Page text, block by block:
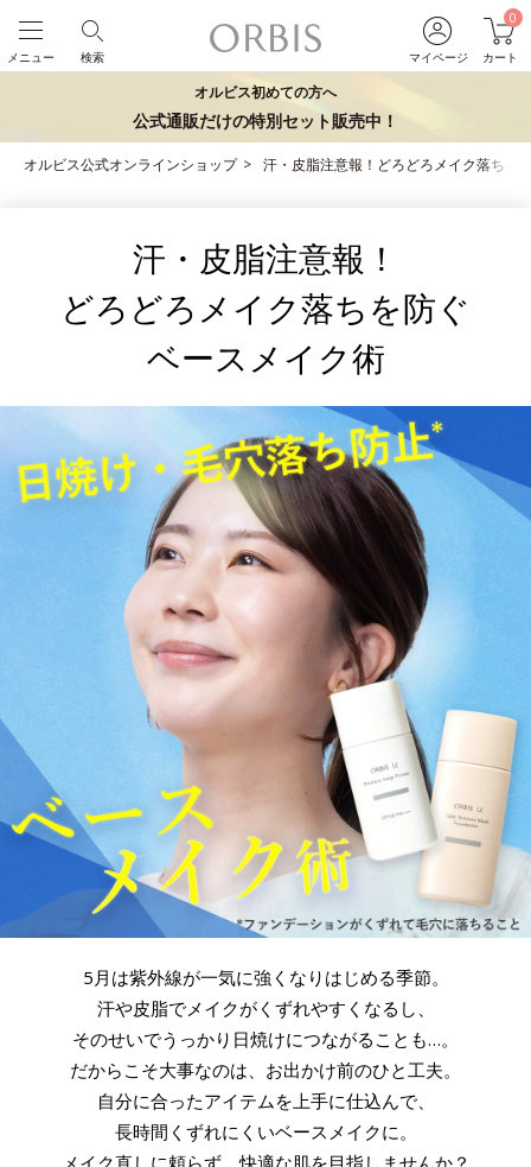
マイページ
0
カート
検索
メニュー
オルビス初めての方へ
公式通販だけの特別セット販売中！
オルビス公式オンラインショップ 汗・皮脂注意報！どろどろメイク落ちを
汗・皮脂注意報！
どろどろメイク落ちを防ぐ
ベースメイク術
5月は紫外線が一気に強くなりはじめる季節。
汗や皮脂でメイクがくずれやすくなるし、
そのせいでうっかり日焼けにつながることも…。
だからこそ大事なのは、お出かけ前のひと工夫。
自分に合ったアイテムを上手に仕込んで、
長時間くずれにくいベースメイクに。
メイク直しに頼らず、快適な肌を目指しませんか？